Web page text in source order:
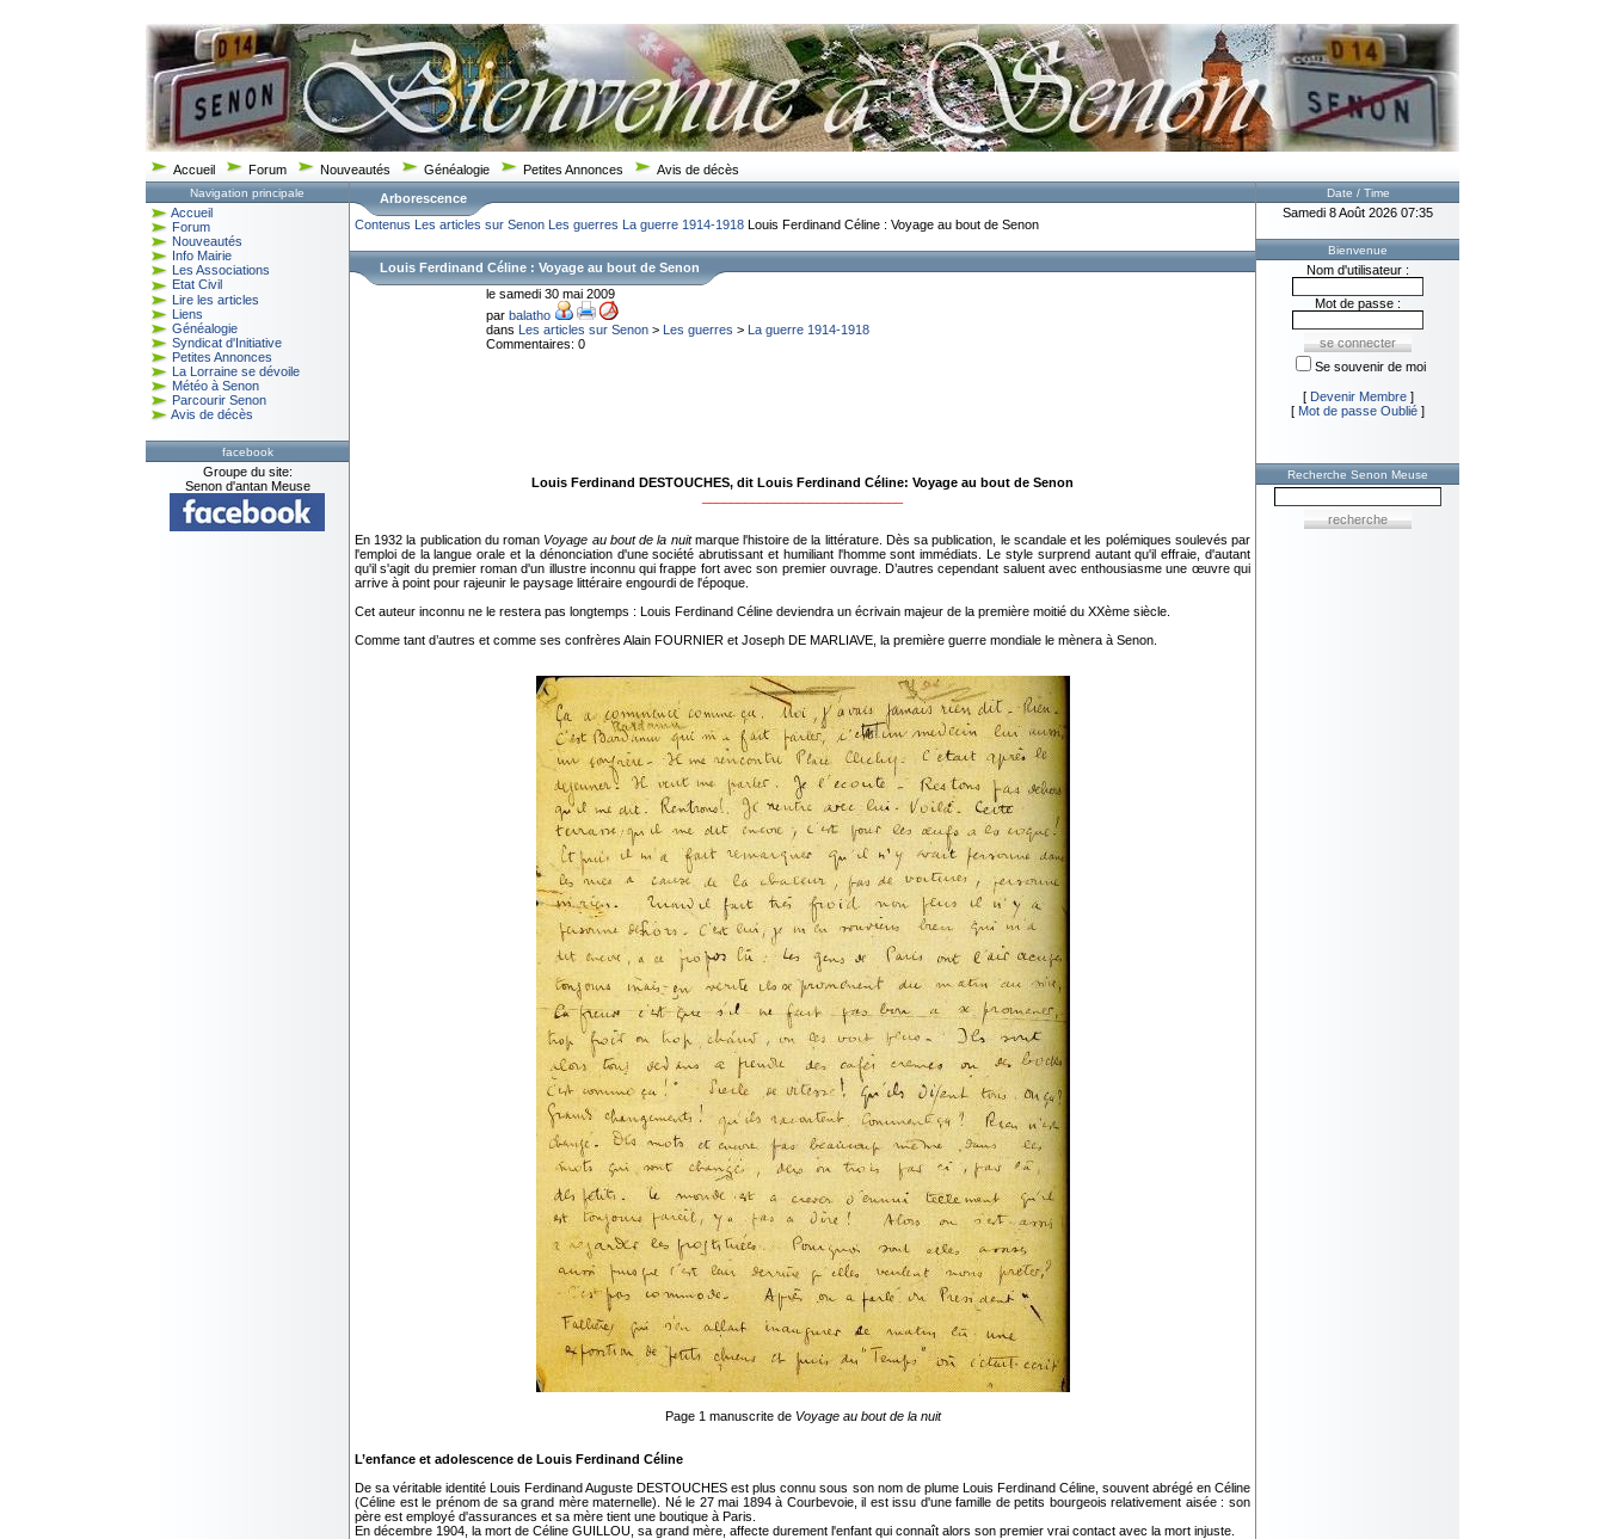
Accueil Forum Nouveautés Généalogie Petites Annonces Avis de décès
Navigation principale
Accueil
Forum
Nouveautés
Info Mairie
Les Associations
Etat Civil
Lire les articles
Liens
Généalogie
Syndicat d'Initiative
Petites Annonces
La Lorraine se dévoile
Météo à Senon
Parcourir Senon
Avis de décès
facebook
Groupe du site:
Senon d'antan Meuse
Arborescence
Contenus Les articles sur Senon Les guerres La guerre 1914-1918 Louis Ferdinand Céline : Voyage au bout de Senon
Louis Ferdinand Céline : Voyage au bout de Senon
le samedi 30 mai 2009
par balatho
dans Les articles sur Senon > Les guerres > La guerre 1914-1918
Commentaires: 0
Louis Ferdinand DESTOUCHES, dit Louis Ferdinand Céline: Voyage au bout de Senon
En 1932 la publication du roman Voyage au bout de la nuitmarque l'histoire de la littérature. Dès sa publication, le scandale et les polémiques soulevés par
l'emploi de la langue orale et la dénonciation d'une société abrutissant et humiliant l'homme sont immédiats. Le style surprend autant qu'il effraie, d'autant
qu'il s'agit du premier roman d'un illustre inconnu qui frappe fort avec son premier ouvrage. D’autres cependant saluent avec enthousiasme une œuvre qui
arrive à point pour rajeunir le paysage littéraire engourdi de l'époque.
Cet auteur inconnu ne le restera pas longtemps : Louis Ferdinand Céline deviendra un écrivain majeur de la première moitié du XXème siècle.
Comme tant d’autres et comme ses confrères Alain FOURNIER et Joseph DE MARLIAVE, la première guerre mondiale le mènera à Senon.
Page 1 manuscrite de Voyage au bout de la nuit
L’enfance et adolescence de Louis Ferdinand Céline
De sa véritable identité Louis Ferdinand Auguste DESTOUCHES est plus connu sous son nom de plume Louis Ferdinand Céline, souvent abrégé en Céline
(Céline est le prénom de sa grand mère maternelle). Né le 27 mai 1894 à Courbevoie, il est issu d'une famille de petits bourgeois relativement aisée : son
père est employé d'assurances et sa mère tient une boutique à Paris.
En décembre 1904, la mort de Céline GUILLOU, sa grand mère, affecte durement l'enfant qui connaît alors son premier vrai contact avec la mort injuste.
Date / Time
Samedi 8 Août 2026 07:35
Bienvenue
Nom d'utilisateur :
Mot de passe :
Se souvenir de moi
[ Devenir Membre]
[ Mot de passe Oublié ]
Recherche Senon Meuse